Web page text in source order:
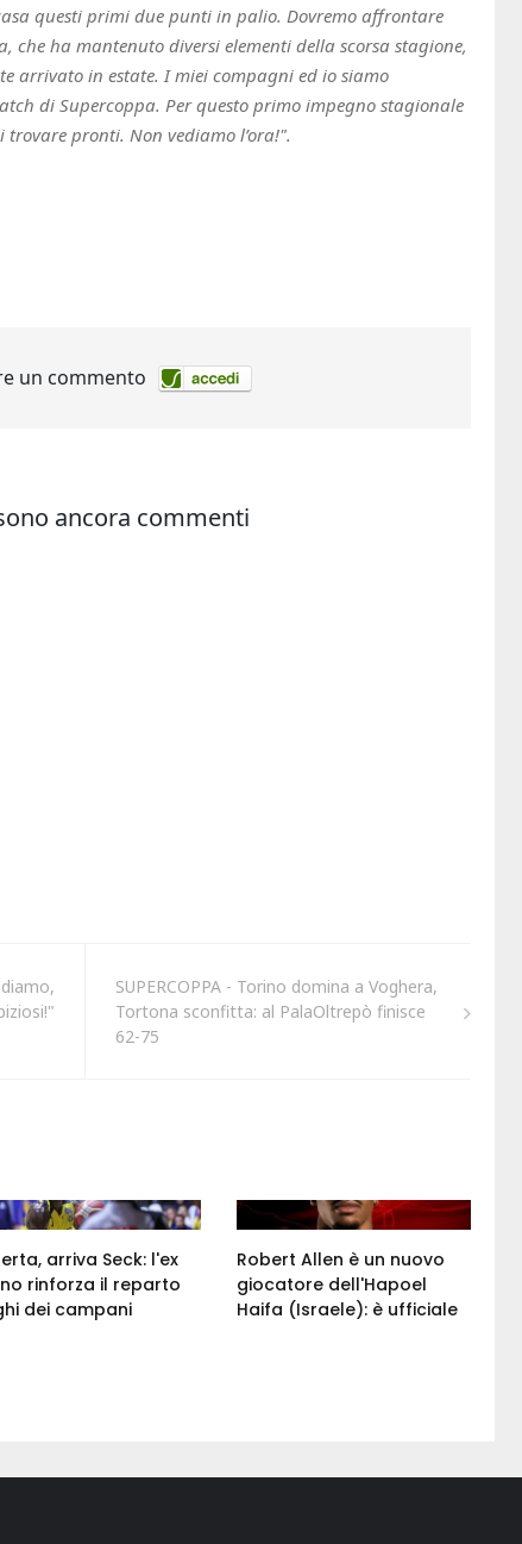
questi primi due punti in palio. Dovremo affrontare
che ha mantenuto diversi elementi della scorsa stagione,
arrivato in estate. I miei compagni ed io siamo
di Supercoppa. Per questo primo impegno stagionale
pronti. Non vediamo l’ora!".
SUPERCOPPA - Torino domina a Voghera,
Tortona sconfitta: al PalaOltrepò finisce
62-75
arriva Seck: l'ex
rinforza il reparto
dei campani
Robert Allen è un nuovo
giocatore dell'Hapoel
Haifa (Israele): è ufficiale